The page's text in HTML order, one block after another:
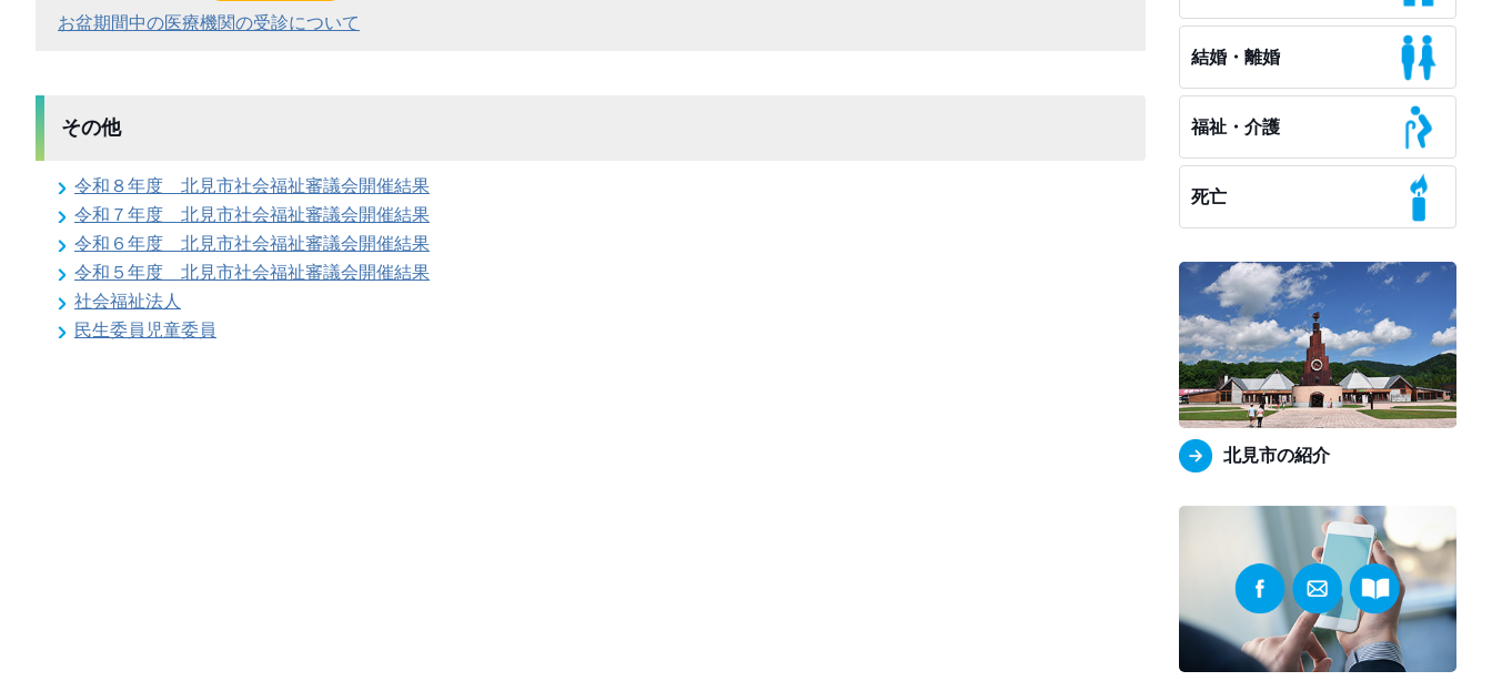
お盆期間中の医療機関の受診について
その他
令和８年度 北見市社会福祉審議会開催結果
令和７年度 北見市社会福祉審議会開催結果
令和６年度 北見市社会福祉審議会開催結果
令和５年度 北見市社会福祉審議会開催結果
社会福祉法人
民生委員児童委員
結婚・離婚
福祉・介護
死亡
北見市の紹介